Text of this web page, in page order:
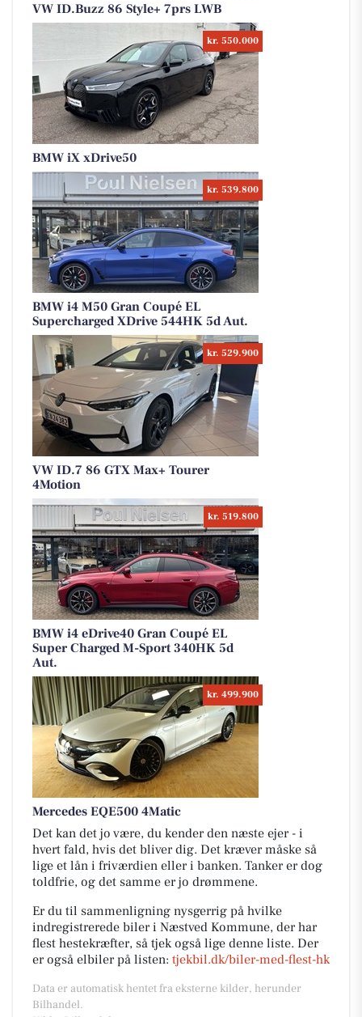
VW ID.Buzz 86 Style+ 7prs LWB
kr. 550.000
BMW iX xDrive50
kr. 539.800
BMW i4 M50 Gran Coupé EL
Supercharged XDrive 544HK 5d Aut.
kr. 529.900
VW ID.7 86 GTX Max+ Tourer
4Motion
kr. 519.800
BMW i4 eDrive40 Gran Coupé EL
Super Charged M-Sport 340HK 5d
Aut.
kr. 499.900
Mercedes EQE500 4Matic
Det kan det jo være, du kender den næste ejer - i
hvert fald, hvis det bliver dig. Det kræver måske så
lige et lån i friværdien eller i banken. Tanker er dog
toldfrie, og det samme er jo drømmene.
Er du til sammenligning nysgerrig på hvilke
indregistrerede biler i Næstved Kommune, der har
flest hestekræfter, så tjek også lige denne liste. Der
er også elbiler på listen: tjekbil.dk/biler-med-flest-hk
Data er automatisk hentet fra eksterne kilder, herunder
Bilhandel.